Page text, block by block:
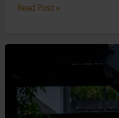
Lara
Read Post »